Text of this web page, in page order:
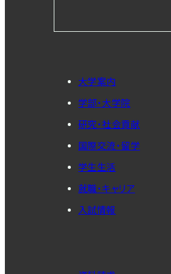
大学案内
学部・大学院
研究・社会貢献
国際交流・留学
学生生活
就職・キャリア
入試情報